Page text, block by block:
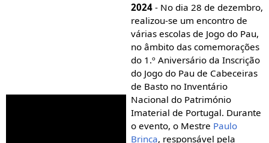
2024- No dia 28 de dezembro,
realizou-se um encontro de
várias escolas de Jogo do Pau,
no âmbito das comemorações
do 1.º Aniversário da Inscrição
do Jogo do Pau de Cabeceiras
de Basto no Inventário
Nacional do Património
Imaterial de Portugal. Durante
o evento, o Mestre Paulo
Brinca, responsável pela